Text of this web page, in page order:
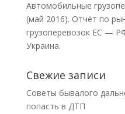
Автомобильные
(май 2016). Отчёт по
грузоперевозок ЕС —
Украина.
Свежие записи
Советы бывалого
попасть в ДТП